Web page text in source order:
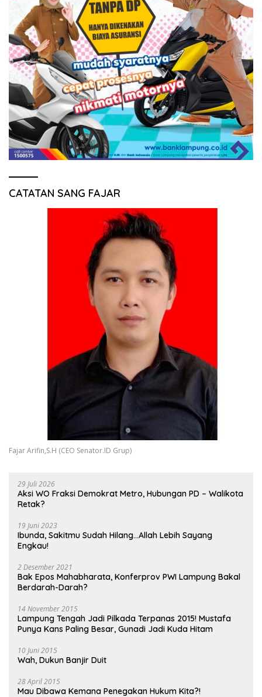
CATATAN SANG FAJAR
Fajar Arifin,S.H (CEO Senator.ID Grup)
29 Juli 2026
Aksi WO Fraksi Demokrat Metro, Hubungan PD – Walikota
Retak?
19 Juni 2023
Ibunda, Sakitmu Sudah Hilang…Allah Lebih Sayang
Engkau!
2 Desember 2021
Bak Epos Mahabharata, Konferprov PWI Lampung Bakal
Berdarah-Darah?
14 November 2015
Lampung Tengah Jadi Pilkada Terpanas 2015! Mustafa
Punya Kans Paling Besar, Gunadi Jadi Kuda Hitam
10 Juni 2015
Wah, Dukun Banjir Duit
28 April 2015
Mau Dibawa Kemana Penegakan Hukum Kita?!